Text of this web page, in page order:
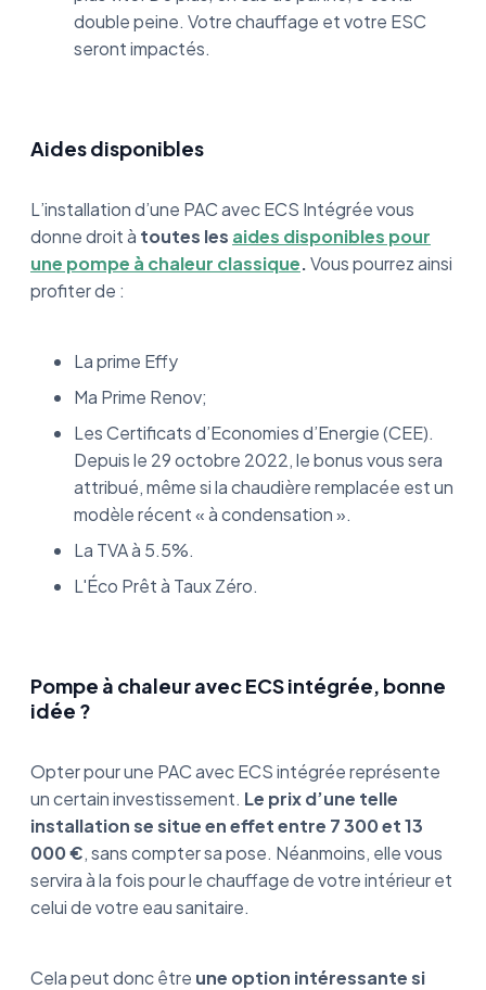
double peine. Votre chauffage et votre ESC
seront impactés.
Aides disponibles
L’installation d’une PAC avec ECS Intégrée vous
donne droit à toutes les aides disponibles pour
une pompe à chaleur classique.Vous pourrez ainsi
profiter de :
La prime Effy
Ma Prime Renov;
Les Certificats d’Economies d’Energie (CEE).
Depuis le 29 octobre 2022, le bonus vous sera
attribué, même si la chaudière remplacée est un
modèle récent « à condensation ».
La TVA à 5.5%.
L'Éco Prêt à Taux Zéro.
Pompe à chaleur avec ECS intégrée, bonne
idée ?
Opter pour une PAC avec ECS intégrée représente
un certain investissement. Le prix d’une telle
installation se situe en effet entre 7 300 et 13
000 €, sans compter sa pose. Néanmoins, elle vous
servira à la fois pour le chauffage de votre intérieur et
celui de votre eau sanitaire.
Cela peut donc être une option intéressante si